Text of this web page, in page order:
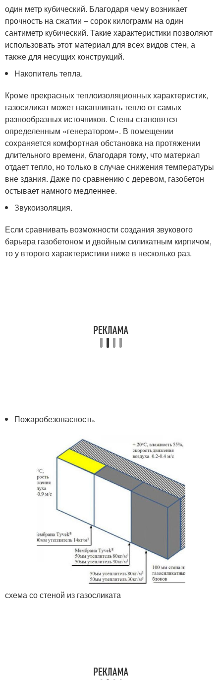
один метр кубический. Благодаря чему возникает
прочность на сжатии – сорок килограмм на один
сантиметр кубический. Такие характеристики позволяют
использовать этот материал для всех видов стен, а
также для несущих конструкций.
Накопитель тепла.
Кроме прекрасных теплоизоляционных характеристик,
газосиликат может накапливать тепло от самых
разнообразных источников. Стены становятся
определенным «генератором». В помещении
сохраняется комфортная обстановка на протяжении
длительного времени, благодаря тому, что материал
отдает тепло, но только в случае снижения температуры
вне здания. Даже по сравнению с деревом, газобетон
остывает намного медленнее.
Звукоизоляция.
Если сравнивать возможности создания звукового
барьера газобетоном и двойным силикатным кирпичом,
то у второго характеристики ниже в несколько раз.
Пожаробезопасность.
схема со стеной из газосликата